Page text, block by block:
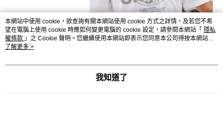
本網站中使用 cookie，欲查詢有關本網站使用 cookie 方式之詳情，及若您不希
望在電腦上使用 cookie 時應如何變更電腦的 cookie 設定，請參閱本網站「 隱私
權條款 」之 Cookie 聲明。您繼續使用本網站即表示您同意本公司得按本網站使
用條款之 Cookie 聲明使用 cookie。
了解更多 >
我知道了